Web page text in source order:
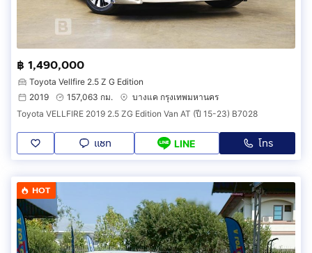
฿ 1,490,000
Toyota Vellfire 2.5 Z G Edition
2019
157,063 กม.
บางแค กรุงเทพมหานคร
Toyota VELLFIRE 2019 2.5 ZG Edition Van AT (ปี 15-23) B7028
แชท LINE โทร
HOT